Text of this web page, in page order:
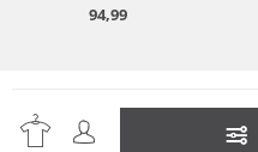
94,99